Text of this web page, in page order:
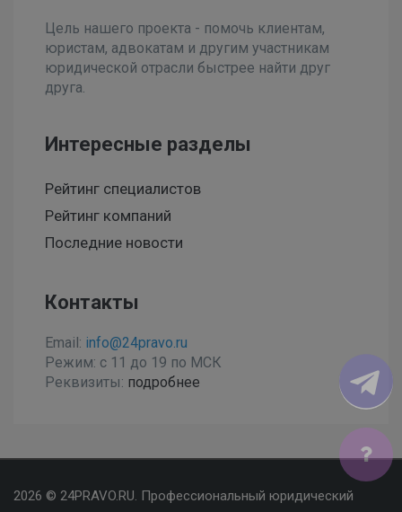
Цель нашего проекта - помочь клиентам,
юристам, адвокатам и другим участникам
юридической отрасли быстрее найти друг
друга.
Интересные разделы
Рейтинг специалистов
Рейтинг компаний
Последние новости
Контакты
Email: info@24pravo.ru
Режим: с 11 до 19 по МСК
Реквизиты: подробнее
2026 © 24PRAVO.RU. Профессиональный юридический
Мы используем файлы cookies, чтобы улучшить сайт
для Вас